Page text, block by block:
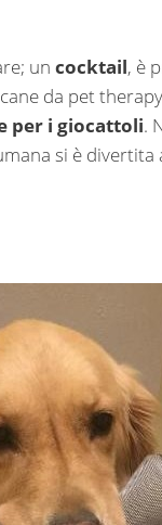
un cocktail, è
da pet
per i giocattoli.
si è